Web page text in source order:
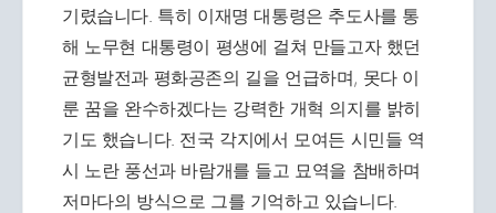
기렸습니다. 특히 이재명 대통령은 추도사를 통
해 노무현 대통령이 평생에 걸쳐 만들고자 했던
균형발전과 평화공존의 길을 언급하며, 못다 이
룬 꿈을 완수하겠다는 강력한 개혁 의지를 밝히
기도 했습니다. 전국 각지에서 모여든 시민들 역
시 노란 풍선과 바람개를 들고 묘역을 참배하며
저마다의 방식으로 그를 기억하고 있습니다.